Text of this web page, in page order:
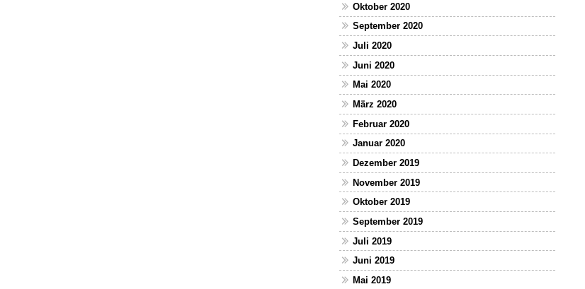
Oktober 2020
September 2020
Juli 2020
Juni 2020
Mai 2020
März 2020
Februar 2020
Januar 2020
Dezember 2019
November 2019
Oktober 2019
September 2019
Juli 2019
Juni 2019
Mai 2019